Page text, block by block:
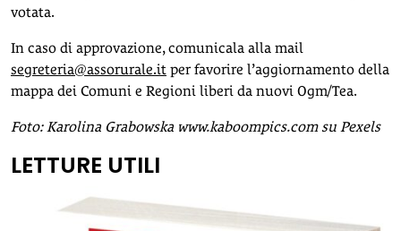
votata.
In caso di approvazione, comunicala alla mail
segreteria@assorurale.it per favorire l’aggiornamento della
mappa dei Comuni e Regioni liberi da nuovi Ogm/Tea.
Foto: Karolina Grabowska www.kaboompics.com su Pexels
LETTURE UTILI